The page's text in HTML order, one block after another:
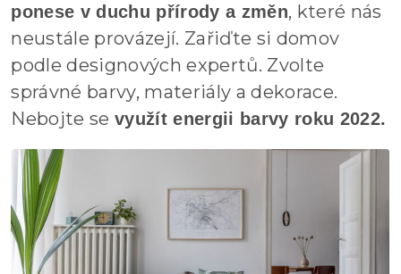
ponese v duchu přírody a změn, které nás
neustále provázejí. Zařiďte si domov
podle designových expertů. Zvolte
správné barvy, materiály a dekorace.
Nebojte se využít energii barvy roku 2022.